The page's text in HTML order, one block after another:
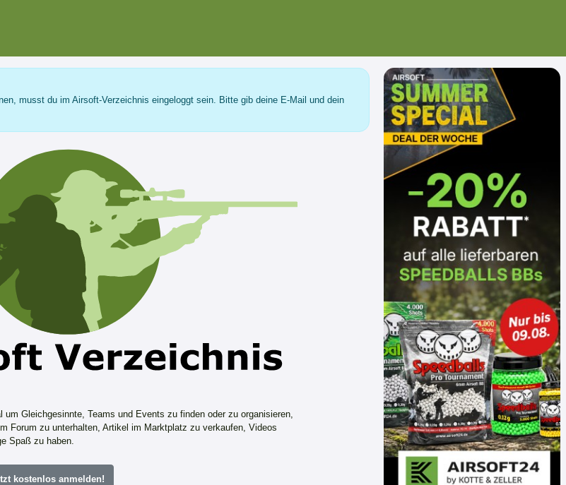
musst du im Airsoft-Verzeichnis eingeloggt sein. Bitte gib deine E-Mail und dein
um Gleichgesinnte, Teams und Events zu finden oder zu organisieren,
Forum zu unterhalten, Artikel im Marktplatz zu verkaufen, Videos
Spaß zu haben.
kostenlos anmelden!